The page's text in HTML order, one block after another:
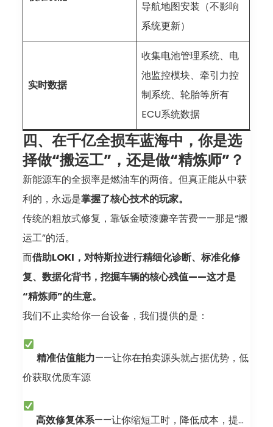
导航地图安装（不影响
系统更新）
实时数据
收集电池管理系统、电
池监控模块、牵引力控
制系统、轮胎等所有
ECU系统数据
四、在千亿全损车蓝海中，你是选
择做“搬运工”，还是做“精炼师”？
新能源车的全损率是燃油车的两倍。但真正能从中获
利的，永远是掌握了核心技术的玩家。
传统的粗放式修复，靠钣金喷漆赚辛苦费——那是“搬
运工”的活。
而借助LOKI，对特斯拉进行精细化诊断、标准化修
复、数据化背书，挖掘车辆的核心残值——这才是
“精炼师”的生意。
我们不止卖给你一台设备，我们提供的是：
精准估值能力——让你在拍卖源头就占据优势，低
价获取优质车源
高效修复体系——让你缩短工时，降低成本，提升